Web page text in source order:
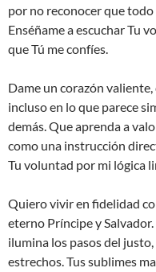
por no reconocer que todo
Enséñame a escuchar Tu
que Tú me confíes.
Dame un corazón
incluso en lo que parece
demás. Que aprenda a
como una instrucción
Tu voluntad por mi lógica
Quiero vivir en fidelidad
eterno Príncipe y
ilumina los pasos del
estrechos. Tus sublimes